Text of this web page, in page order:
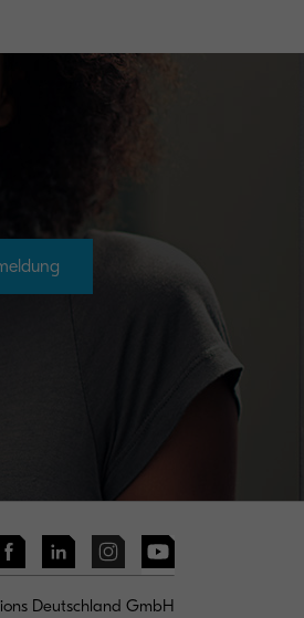
Deutschland GmbH